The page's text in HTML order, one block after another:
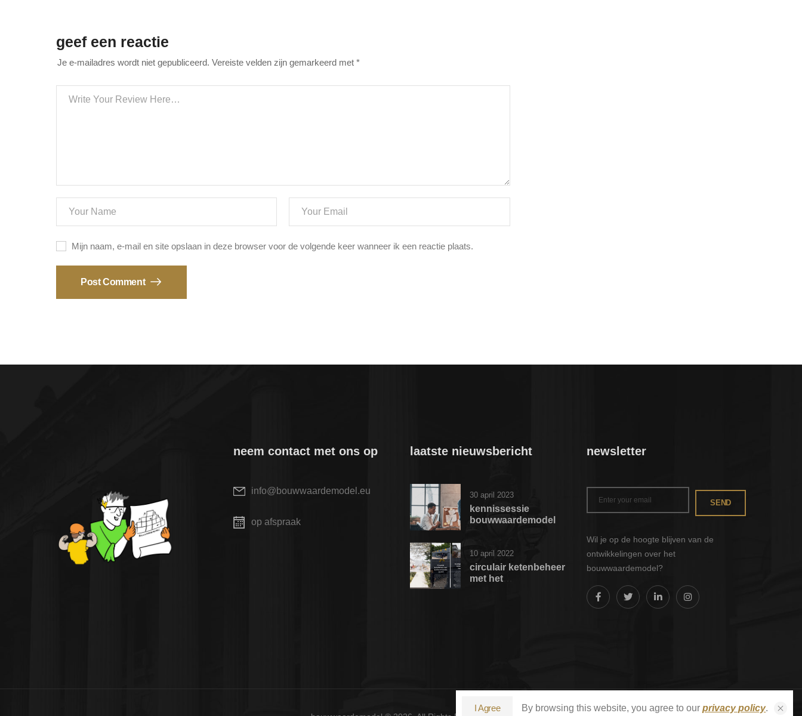
geef een reactie
Je e-mailadres wordt niet gepubliceerd. Vereiste velden zijn gemarkeerd met*
Mijn naam, e-mail en site opslaan in deze browser voor de volgende keer wanneer ik een reactie plaats.
Post Comment
neem contact met ons op
info@bouwwaardemodel.eu
op afspraak
laatste nieuwsbericht
30 april 2023
kennissessie
bouwwaardemodel
10 april 2022
circulair ketenbeheer
met het
newsletter
SEND
Wil je op de hoogte blijven van de
ontwikkelingen over het
bouwwaardemodel?
By browsing this website, you agree to ourprivacy policy.
I Agree